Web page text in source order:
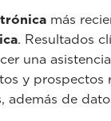
más
. Resultados
una
y prospectos
además de